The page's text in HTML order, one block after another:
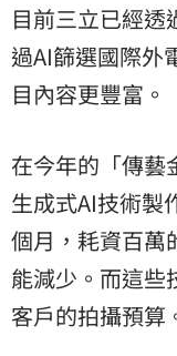
目前三立已經透
過AI篩選國際外
目內容更豐富。
在今年的「傳藝
生成式AI技術製
個月，耗資百萬
能減少。而這些
客戶的拍攝預算